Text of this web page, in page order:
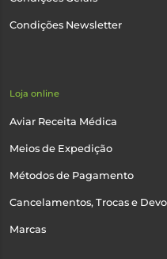
Condições Newsletter
Loja online
Aviar Receita Médica
Meios de Expedição
Métodos de Pagamento
Cancelamentos, Trocas e
Marcas